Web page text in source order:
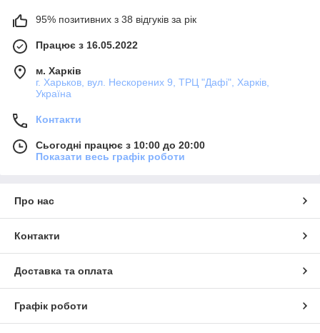
95% позитивних з 38 відгуків за рік
Працює з 16.05.2022
м. Харків
г. Харьков, вул. Нескорених 9, ТРЦ "Дафі", Харків,
Україна
Контакти
Сьогодні працює з 10:00 до 20:00
Показати весь графік роботи
Про нас
Контакти
Доставка та оплата
Графік роботи